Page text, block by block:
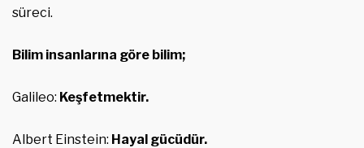
süreci.
Bilim insanlarına göre bilim;
Galileo: Keşfetmektir.
Albert Einstein: Hayal gücüdür.